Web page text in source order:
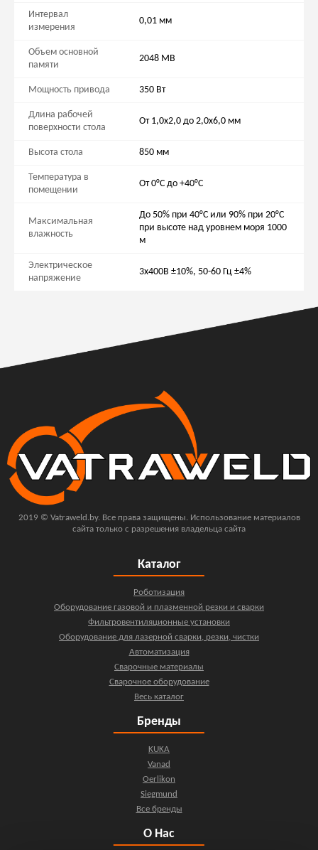
Интервал
измерения
0,01 мм
Объем основной
памяти
2048 MB
Мощность привода 350 Вт
Длина рабочей
поверхности стола
От 1,0x2,0 до 2,0x6,0 мм
Высота стола 850 мм
Температура в
помещении
От 0°C до +40°C
Максимальная
влажность
До 50% при 40°C или 90% при 20°C
при высоте над уровнем моря 1000
м
Электрическое
напряжение
3x400В ±10%, 50-60 Гц ±4%
2019 © Vatraweld.by. Все права защищены. Использование материалов
сайта только с разрешения владельца сайта
Каталог
Роботизация
Оборудование газовой и плазменной резки и сварки
Фильтровентиляционные установки
Оборудование для лазерной сварки, резки, чистки
Автоматизация
Сварочные материалы
Сварочное оборудование
Весь каталог
Бренды
KUKA
Vanad
Oerlikon
Siegmund
Все бренды
О Нас